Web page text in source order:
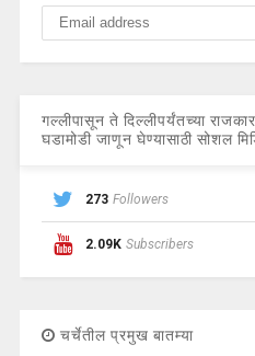
गल्लीपासून ते दिल्लीपर्यंतच्या
घडामोडी जाणून घेण्यासाठी सोशल
273 Followers
2.09K Subscribers
चर्चेतील प्रमुख बातम्या